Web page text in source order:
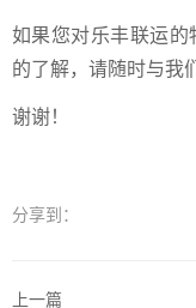
如果您对乐丰联运
的了解，请随时与我
谢谢！
分享到：
上一篇